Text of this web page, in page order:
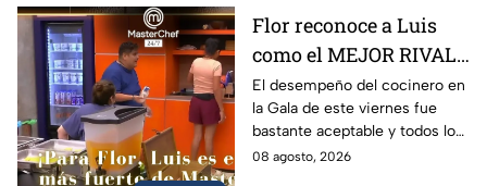
Flor reconoce a Luis
como el MEJOR RIVAL
de MasterChef 24/7: 'Te
vas a quedar' (VIDEO)
El desempeño del cocinero en
la Gala de este viernes fue
bastante aceptable y todos lo
notaron
08 agosto, 2026